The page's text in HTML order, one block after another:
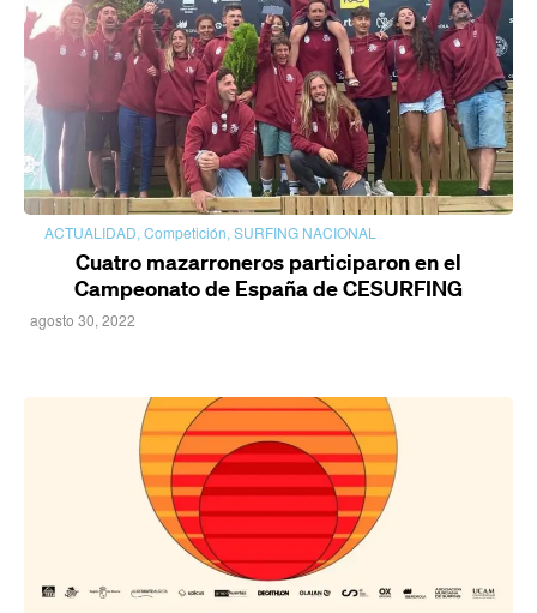
ACTUALIDAD, Competición, SURFING NACIONAL
Cuatro mazarroneros participaron en el
Campeonato de España de CESURFING
agosto 30, 2022